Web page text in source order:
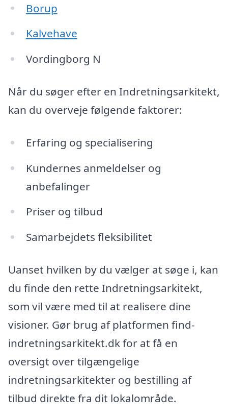
Borup
Kalvehave
Vordingborg N
Når du søger efter en Indretningsarkitekt,
kan du overveje følgende faktorer:
Erfaring og specialisering
Kundernes anmeldelser og
anbefalinger
Priser og tilbud
Samarbejdets fleksibilitet
Uanset hvilken by du vælger at søge i, kan
du finde den rette Indretningsarkitekt,
som vil være med til at realisere dine
visioner. Gør brug af platformen find-
indretningsarkitekt.dk for at få en
oversigt over tilgængelige
indretningsarkitekter og bestilling af
tilbud direkte fra dit lokalområde.